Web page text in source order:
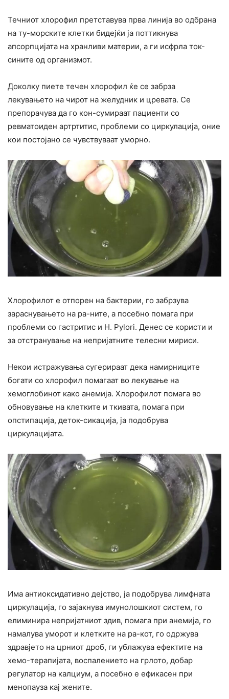
Течниот хлорофил претставува прва линија во одбрана
на ту-морските клетки бидејќи ја поттикнува
апсорпцијата на хранливи материи, а ги исфрла ток-
сините од организмот.
Доколку пиете течен хлорофил ќе се забрза
лекувањето на чирот на желудник и цревата. Се
препорачува да го кон-сумираат пациенти со
ревматоиден артртитис, проблеми со циркулација, оние
кои постојано се чувствуваат уморно.
Хлорофилот е отпорен на бактерии, го забрзува
зараснувањето на ра-ните, а посебно помага при
проблеми со гастритис и H. Pylori. Денес се користи и
за отстранување на непријатните телесни мириси.
Некои истражувања сугерираат дека намирниците
богати со хлорофил помагаат во лекување на
хемоглобинот како анемија. Хлорофилот помага во
обновување на клетките и ткивата, помага при
опстипација, деток-сикација, ја подобрува
циркулацијата.
Има антиоксидативно дејство, ја подобрува лимфната
циркулација, го зајакнува имунолошкиот систем, го
елиминира непријатниот здив, помага при анемија, го
намалува уморот и клетките на ра-кот, го одржува
здравјето на црниот дроб, ги ублажува ефектите на
хемо-терапијата, воспалението на грлото, добар
регулатор на калциум, а посебно е ефикасен при
менопауза кај жените.